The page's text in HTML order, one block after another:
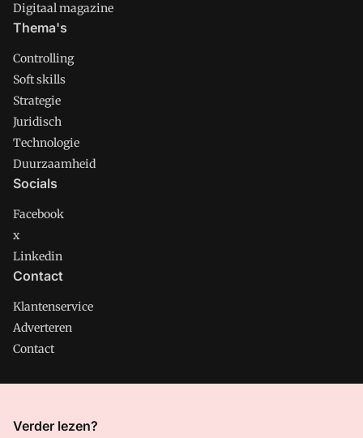
Digitaal magazine
Thema's
Controlling
Soft skills
Strategie
Juridisch
Technologie
Duurzaamheid
Socials
Facebook
x
Linkedin
Contact
Klantenservice
Adverteren
Contact
CMweb is onderdeel van VMN media. Lees in
Verder lezen?